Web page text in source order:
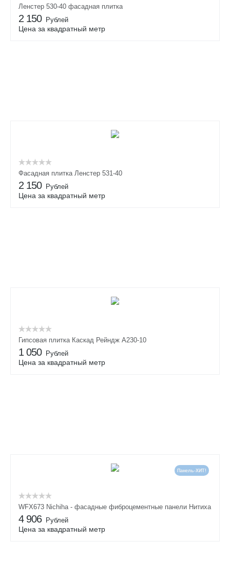
Ленстер 530-40 фасадная плитка
2 150 Рублей
Цена за квадратный метр
Фасадная плитка Ленстер 531-40
2 150 Рублей
Цена за квадратный метр
Гипсовая плитка Каскад Рейндж А230-10
1 050 Рублей
Цена за квадратный метр
Панель-ХИТ!
WFX673 Nichiha - фасадные фиброцементные панели Нитиха
4 906 Рублей
Цена за квадратный метр